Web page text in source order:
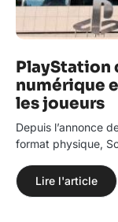
PlayStation
numérique
les joueurs
Depuis l’annonce
format physique,
Lire l'article